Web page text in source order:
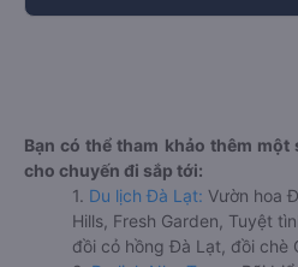
Bạn có thể tham khảo thêm
cho chuyến đi sắp tới:
1. Du lịch Đà Lạt: Vườn hoa
Hills, Fresh Garden, Tuyệt
đồi cỏ hồng Đà Lạt, đồi chè